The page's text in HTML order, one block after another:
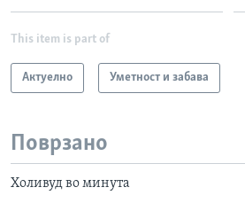
This item is part of
Актуелно Уметност и забава
Поврзано
Холивуд во минута